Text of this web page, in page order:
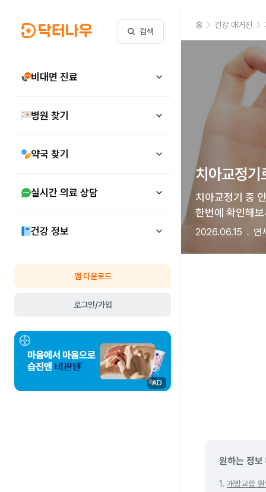
검색
비대면 진료
병원 찾기
약국 찾기
실시간 의료 상담
건강 정보
앱 다운로드
로그인/가입
AD
홈 건강 매거진
치아교정기
치아교정기 중
한번에 확인해
2026.06.15 연
원하는 정보
1. 개방교합